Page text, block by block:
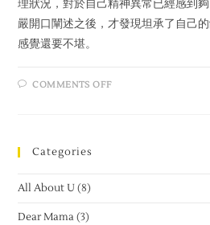
理狀況，對於自己精神異常已經感到
嚴開口闡述之後，才發現坦承了自己
感覺還要不堪。
COMMENTS OFF
Categories
All About U (8)
Dear Mama (3)